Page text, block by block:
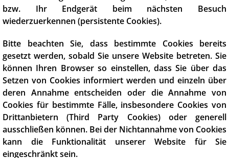
bzw. Ihr Endgerät beim nächsten Besuch
wiederzuerkennen (persistente Cookies).
Bitte beachten Sie, dass bestimmte Cookies bereits
gesetzt werden, sobald Sie unsere Website betreten. Sie
können Ihren Browser so einstellen, dass Sie über das
Setzen von Cookies informiert werden und einzeln über
deren Annahme entscheiden oder die Annahme von
Cookies für bestimmte Fälle, insbesondere Cookies von
Drittanbietern (Third Party Cookies) oder generell
ausschließen können. Bei der Nichtannahme von Cookies
kann die Funktionalität unserer Website für Sie
eingeschränkt sein.